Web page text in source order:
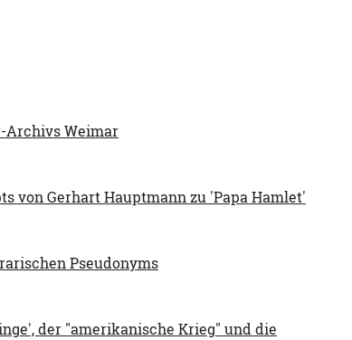
Archivs Weimar
von Gerhart Hauptmann zu 'Papa Hamlet'
Pseudonyms
der "amerikanische Krieg" und die